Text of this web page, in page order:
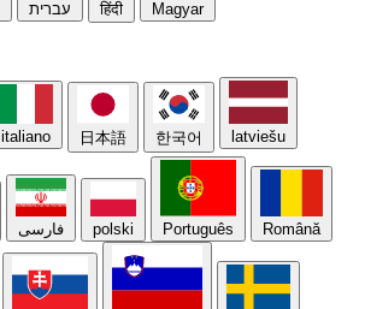
עברית हिंदी Magyar
italiano 日本語 한국어 latviešu
فارسی polski Português Română